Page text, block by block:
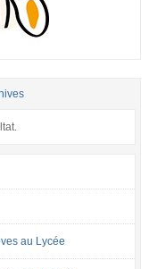
au Lycée